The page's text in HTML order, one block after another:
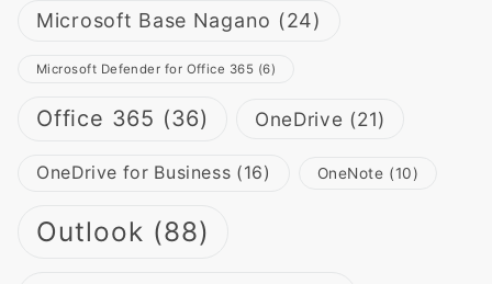
Microsoft Base Nagano (24)
Microsoft Defender for Office 365 (6)
Office 365 (36) OneDrive (21)
OneDrive for Business (16) OneNote (10)
Outlook (88)